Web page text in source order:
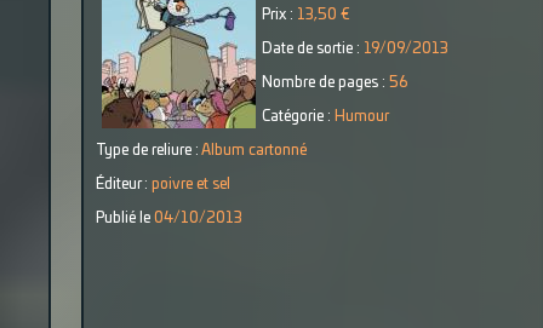
Prix : 13,50 €
Date de sortie : 19/09/2013
Nombre de pages : 56
Catégorie : Humour
Type de reliure : Album cartonné
Éditeur : poivre et sel
Publié le 04/10/2013